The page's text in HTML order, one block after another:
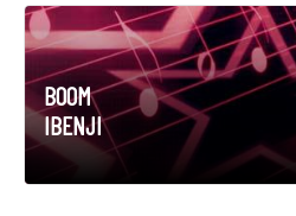
BOOM
IBENJI